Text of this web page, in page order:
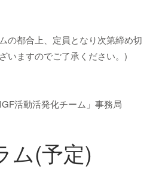
の都合上、定員となり次第締め切
いますのでご了承ください。)
活動活発化チーム」事務局
ム(予定)